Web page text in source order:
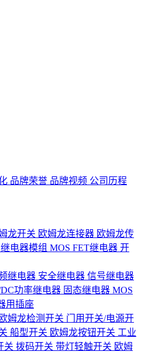
品牌荣誉 品牌视频 公司历程
龙开关 欧姆龙连接器 欧姆龙传
继电器模组 MOS FET继电器 开
继电器 安全继电器 信号继电器
功率继电器 固态继电器 MOS
用插座
欧姆龙检测开关 门用开关/电源开
船型开关 欧姆龙按钮开关 工业
关 拨码开关 带灯轻触开关 欧姆